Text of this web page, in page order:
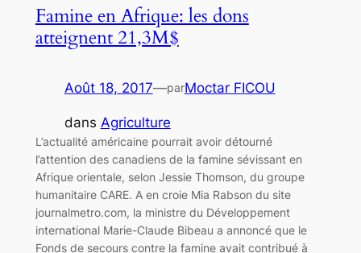
Famine en Afrique: les dons
atteignent 21,3M$
Août 18, 2017—parMoctar FICOU
dans Agriculture
L’actualité américaine pourrait avoir détourné
l’attention des canadiens de la famine sévissant en
Afrique orientale, selon Jessie Thomson, du groupe
humanitaire CARE. A en croie Mia Rabson du site
journalmetro.com, la ministre du Développement
international Marie-Claude Bibeau a annoncé que le
Fonds de secours contre la famine avait contribué à